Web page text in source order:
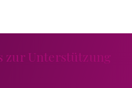
zur Unterstützung